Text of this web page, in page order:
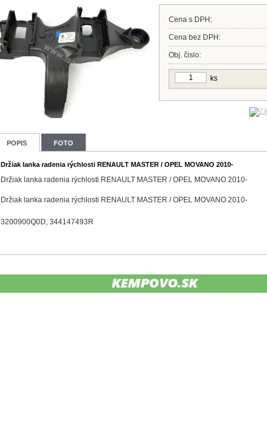
Cena s DPH:
Cena bez DPH:
Obj. čislo:
ks
POPIS FOTO
Držiak lanka radenia rýchlosti RENAULT MASTER / OPEL MOVANO 2010-
Držiak lanka radenia rýchlosti RENAULT MASTER / OPEL MOVANO 2010-
Držiak lanka radenia rýchlosti RENAULT MASTER / OPEL MOVANO 2010-
3200900Q0D, 344147493R